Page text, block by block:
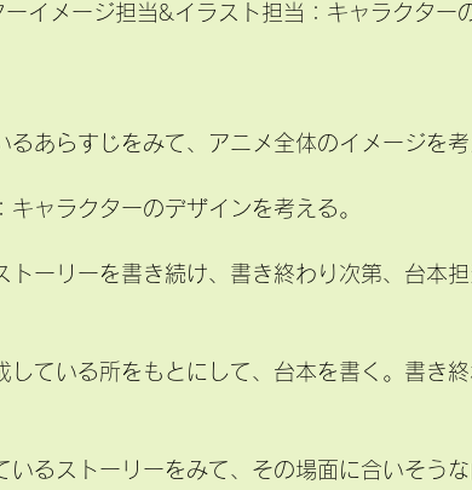
イメージ担当&イラスト担当：キャラクター
あらすじをみて、アニメ全体のイメージを考
ャラクターのデザインを考える。
トーリーを書き続け、書き終わり次第、台本
している所をもとにして、台本を書く。書き
いるストーリーをみて、その場面に合いそう